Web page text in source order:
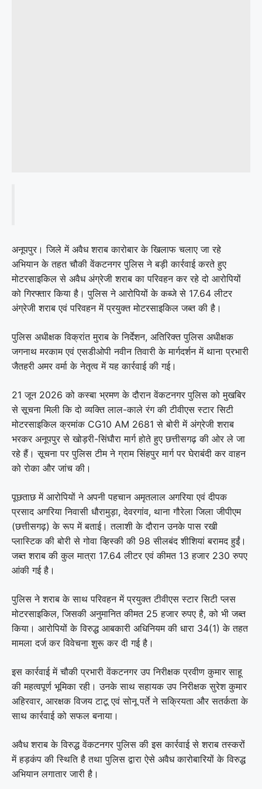
अनूपपुर। जिले में अवैध शराब कारोबार के खिलाफ चलाए जा रहे
अभियान के तहत चौकी वेंकटनगर पुलिस ने बड़ी कार्रवाई करते हुए
मोटरसाइकिल से अवैध अंग्रेजी शराब का परिवहन कर रहे दो आरोपियों
को गिरफ्तार किया है। पुलिस ने आरोपियों के कब्जे से 17.64 लीटर
अंग्रेजी शराब एवं परिवहन में प्रयुक्त मोटरसाइकिल जब्त की है।
पुलिस अधीक्षक विक्रांत मुराब के निर्देशन, अतिरिक्त पुलिस अधीक्षक
जगनाथ मरकाम एवं एसडीओपी नवीन तिवारी के मार्गदर्शन में थाना प्रभारी
जैतहरी अमर वर्मा के नेतृत्व में यह कार्रवाई की गई।
21 जून 2026 को कस्बा भ्रमण के दौरान वेंकटनगर पुलिस को मुखबिर
से सूचना मिली कि दो व्यक्ति लाल-काले रंग की टीवीएस स्टार सिटी
मोटरसाइकिल क्रमांक CG10 AM 2681 से बोरी में अंग्रेजी शराब
भरकर अनूपपुर से खोड़री-सिंघौरा मार्ग होते हुए छत्तीसगढ़ की ओर ले जा
रहे हैं। सूचना पर पुलिस टीम ने ग्राम सिंहपुर मार्ग पर घेराबंदी कर वाहन
को रोका और जांच की।
पूछताछ में आरोपियों ने अपनी पहचान अमृतलाल अगरिया एवं दीपक
प्रसाद अगरिया निवासी धौरामुड़ा, देवरगांव, थाना गौरेला जिला जीपीएम
(छत्तीसगढ़) के रूप में बताई। तलाशी के दौरान उनके पास रखी
प्लास्टिक की बोरी से गोवा व्हिस्की की 98 सीलबंद शीशियां बरामद हुईं।
जब्त शराब की कुल मात्रा 17.64 लीटर एवं कीमत 13 हजार 230 रुपए
आंकी गई है।
पुलिस ने शराब के साथ परिवहन में प्रयुक्त टीवीएस स्टार सिटी प्लस
मोटरसाइकिल, जिसकी अनुमानित कीमत 25 हजार रुपए है, को भी जब्त
किया। आरोपियों के विरुद्ध आबकारी अधिनियम की धारा 34(1) के तहत
मामला दर्ज कर विवेचना शुरू कर दी गई है।
इस कार्रवाई में चौकी प्रभारी वेंकटनगर उप निरीक्षक प्रवीण कुमार साहू
की महत्वपूर्ण भूमिका रही। उनके साथ सहायक उप निरीक्षक सुरेश कुमार
अहिरवार, आरक्षक विजय टाटू एवं सोनू पर्ते ने सक्रियता और सतर्कता के
साथ कार्रवाई को सफल बनाया।
अवैध शराब के विरुद्ध वेंकटनगर पुलिस की इस कार्रवाई से शराब तस्करों
में हड़कंप की स्थिति है तथा पुलिस द्वारा ऐसे अवैध कारोबारियों के विरुद्ध
अभियान लगातार जारी है।